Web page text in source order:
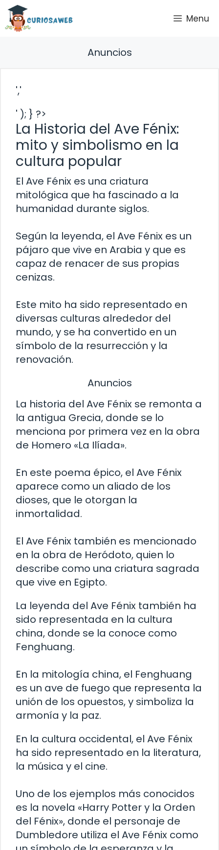
Saltar
contenido
Menu
Anuncios
','
' ); } ?>
La Historia del Ave Fénix:
mito y simbolismo en la
cultura popular
El Ave Fénix es una criatura
mitológica que ha fascinado a la
humanidad durante siglos.
Según la leyenda, el Ave Fénix es un
pájaro que vive en Arabia y que es
capaz de renacer de sus propias
cenizas.
Este mito ha sido representado en
diversas culturas alrededor del
mundo, y se ha convertido en un
símbolo de la resurrección y la
renovación.
Anuncios
La historia del Ave Fénix se remonta a
la antigua Grecia, donde se lo
menciona por primera vez en la obra
de Homero «La Ilíada».
En este poema épico, el Ave Fénix
aparece como un aliado de los
dioses, que le otorgan la
inmortalidad.
El Ave Fénix también es mencionado
en la obra de Heródoto, quien lo
describe como una criatura sagrada
que vive en Egipto.
La leyenda del Ave Fénix también ha
sido representada en la cultura
china, donde se la conoce como
Fenghuang.
En la mitología china, el Fenghuang
es un ave de fuego que representa la
unión de los opuestos, y simboliza la
armonía y la paz.
En la cultura occidental, el Ave Fénix
ha sido representado en la literatura,
la música y el cine.
Uno de los ejemplos más conocidos
es la novela «Harry Potter y la Orden
del Fénix», donde el personaje de
Dumbledore utiliza el Ave Fénix como